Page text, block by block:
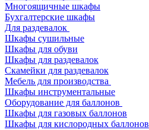
Многоящичные шкафы
Бухгалтерские шкафы
Для раздевалок
Шкафы сушильные
Шкафы для обуви
Шкафы для раздевалок
Скамейки для раздевалок
Мебель для производства
Шкафы инструментальные
Оборудование для баллонов
Шкафы для газовых баллонов
Шкафы для кислородных баллонов